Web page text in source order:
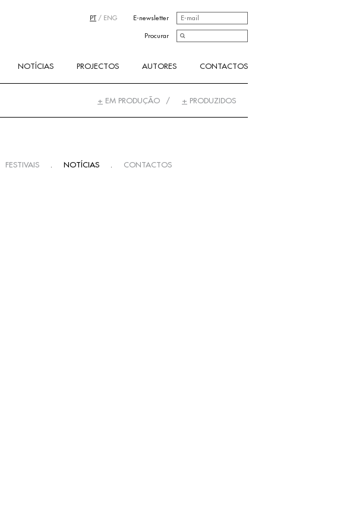
NOTÍCIAS PROJECTOS AUTORES CONTACTOS
PT / ENG E-newsletter
Procurar
+ EM PRODUÇÃO + PRODUZIDOS
FESTIVAIS NOTÍCIAS CONTACTOS